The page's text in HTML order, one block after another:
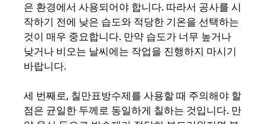
은 환경에서 사용되어야 합니다. 따라서 공사를 시
작하기 전에 낮은 습도와 적당한 기온을 선택하는
것이 매우 중요합니다. 만약 습도가 너무 높거나
낮거나 비오는 날씨에는 작업을 진행하지 마시기
바랍니다.
세 번째로, 칠만표방수제를 사용할 때 주의해야 할
점은 균일한 두께로 동일하게 칠하는 것입니다. 만